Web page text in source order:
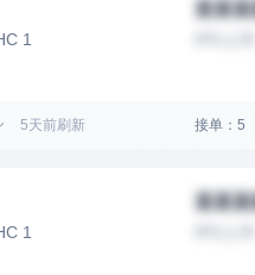
1
某某
5天前刷新 接单：5
1
某某